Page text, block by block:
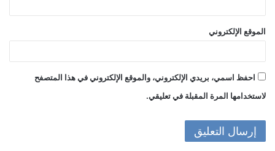
الموقع الإلكتروني
احفظ اسمي، بريدي الإلكتروني، والموقع الإلكتروني في هذا المتصفح
لاستخدامها المرة المقبلة في تعليقي.